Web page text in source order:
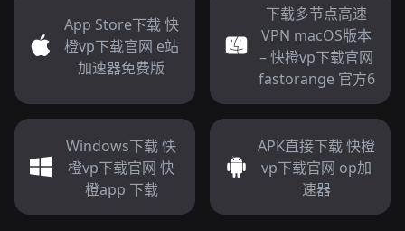
App Store下载 快
橙vp下载官网 e站
加速器免费版
下载多节点高速
VPN macOS版本
– 快橙vp下载官网
fastorange 官方6
Windows下载 快
橙vp下载官网 快
橙app 下载
APK直接下载 快橙
vp下载官网 op加
速器